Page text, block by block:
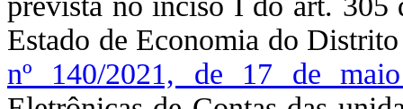
Estado de Economia do
nº 140/2021, de 17 de